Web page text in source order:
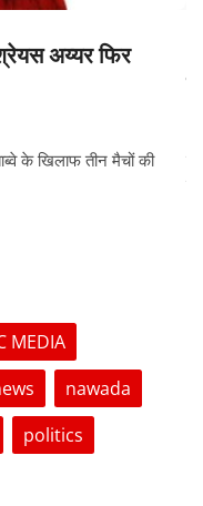
अय्यर फिर
के खिलाफ तीन मैचों की
MEDIA
nawada
politics